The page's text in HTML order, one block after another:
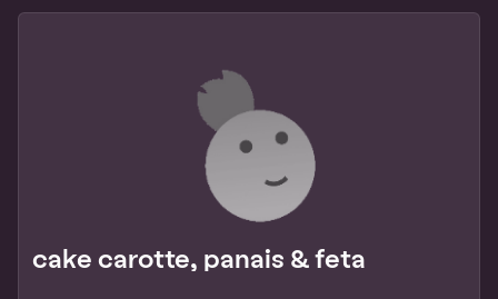
cake carotte, panais & feta